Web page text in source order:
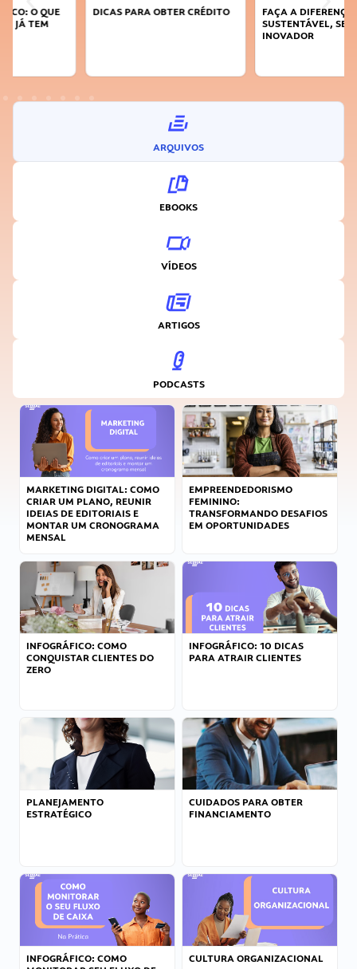
DICAS PARA OBTER CRÉDITO
FAÇA A DIFERENÇA: SEJA
SUSTENTÁVEL, SEJA
ARQUIVOS
EBOOKS
VÍDEOS
ARTIGOS
PODCASTS
MARKETING DIGITAL: COMO
CRIAR UM PLANO, REUNIR
IDEIAS DE EDITORIAIS E
MONTAR UM CRONOGRAMA
MENSAL
EMPREENDEDORISMO
FEMININO:
TRANSFORMANDO DESAFIOS
EM OPORTUNIDADES
INFOGRÁFICO: COMO
CONQUISTAR CLIENTES DO
ZERO
INFOGRÁFICO: 10 DICAS
PARA ATRAIR CLIENTES
PLANEJAMENTO
ESTRATÉGICO
CUIDADOS PARA OBTER
FINANCIAMENTO
INFOGRÁFICO: COMO
CULTURA ORGANIZACIONAL